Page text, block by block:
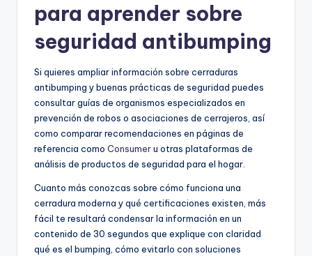
para aprender sobre
seguridad antibumping
Si quieres ampliar información sobre cerraduras
antibumping y buenas prácticas de seguridad puedes
consultar guías de organismos especializados en
prevención de robos o asociaciones de cerrajeros, así
como comparar recomendaciones en páginas de
referencia como Consumeru otras plataformas de
análisis de productos de seguridad para el hogar.
Cuanto más conozcas sobre cómo funciona una
cerradura moderna y qué certificaciones existen, más
fácil te resultará condensar la información en un
contenido de 30 segundos que explique con claridad
qué es el bumping, cómo evitarlo con soluciones